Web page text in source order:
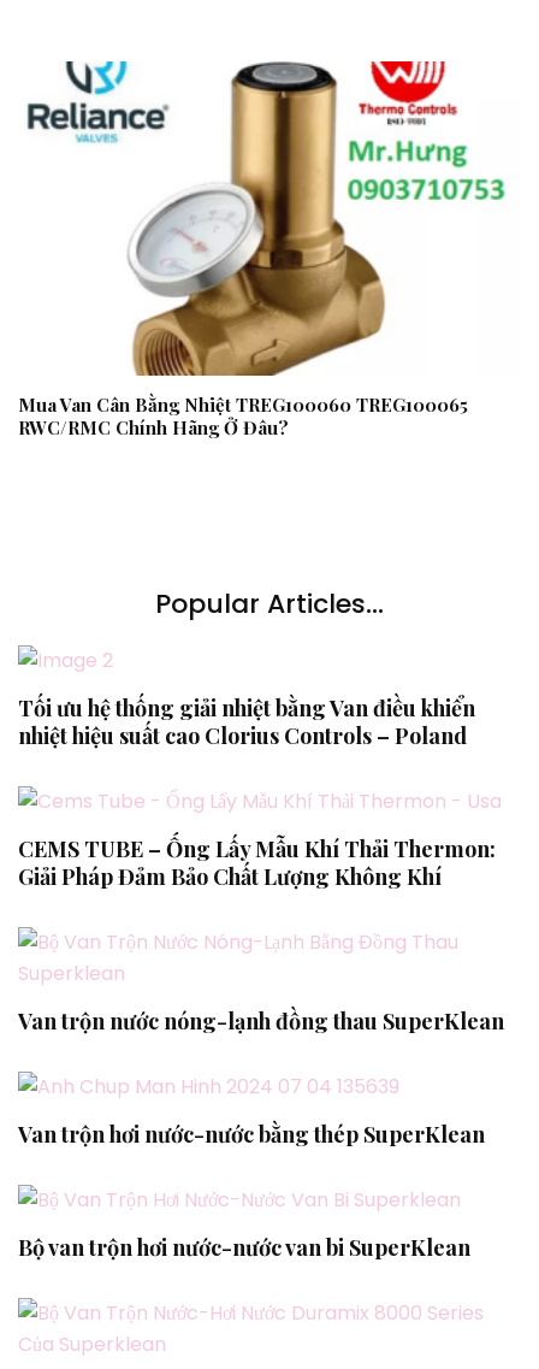
Mua Van Cân Bằng Nhiệt TREG100060 TREG100065
RWC/RMC Chính Hãng Ở Đâu?
Popular Articles...
Tối ưu hệ thống giải nhiệt bằng Van điều khiển
nhiệt hiệu suất cao Clorius Controls – Poland
CEMS TUBE – Ống Lấy Mẫu Khí Thải Thermon:
Giải Pháp Đảm Bảo Chất Lượng Không Khí
Van trộn nước nóng-lạnh đồng thau SuperKlean
Van trộn hơi nước-nước bằng thép SuperKlean
Bộ van trộn hơi nước-nước van bi SuperKlean